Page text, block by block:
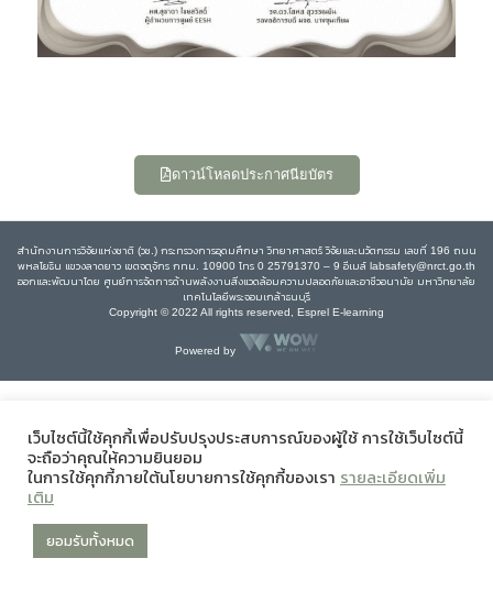
ดาวน์โหลดประกาศนียบัตร
สำนักงานการวิจัยแห่งชาติ (วช.) กระทรวงการอุดมศึกษา วิทยาศาสตร์ วิจัยและนวัตกรรม เลขที่ 196 ถนน
พหลโยธิน แขวงลาดยาว เขตจตุจักร กทม. 10900 โทร 0 25791370 – 9 อีเมล์ labsafety@nrct.go.th
ออกและพัฒนาโดย ศูนย์การจัดการด้านพลังงานสิ่งแวดล้อมความปลอดภัยและอาชีวอนามัย มหาวิทยาลัย
เทคโนโลยีพระจอมเกล้าธนบุรี
Copyright © 2022 All rights reserved, Esprel E-learning
Powered by
เว็บไซต์นี้ใช้คุกกี้เพื่อปรับปรุงประสบการณ์ของผู้ใช้ การใช้เว็บไซต์นี้
จะถือว่าคุณให้ความยินยอม
ในการใช้คุกกี้ภายใต้นโยบายการใช้คุกกี้ของเรา รายละเอียดเพิ่ม
เติม
ยอมรับทั้งหมด